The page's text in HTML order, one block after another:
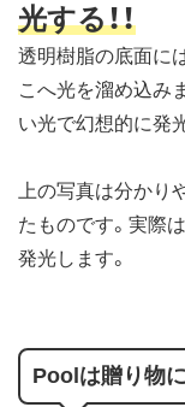
光する！！
透明樹脂の底面に
こへ光を溜め込み
い光で幻想的に発
上の写真は分かり
たものです。実際
発光します。
Poolは贈り物